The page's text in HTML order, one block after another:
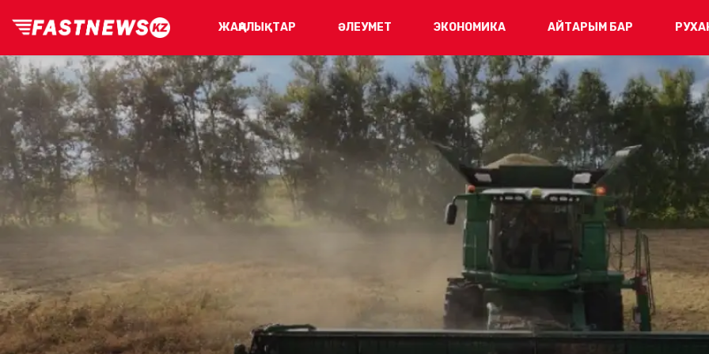
ЖАҢАЛЫҚТАР ӘЛЕУМЕТ ЭКОНОМИКА АЙТАРЫМ БАР